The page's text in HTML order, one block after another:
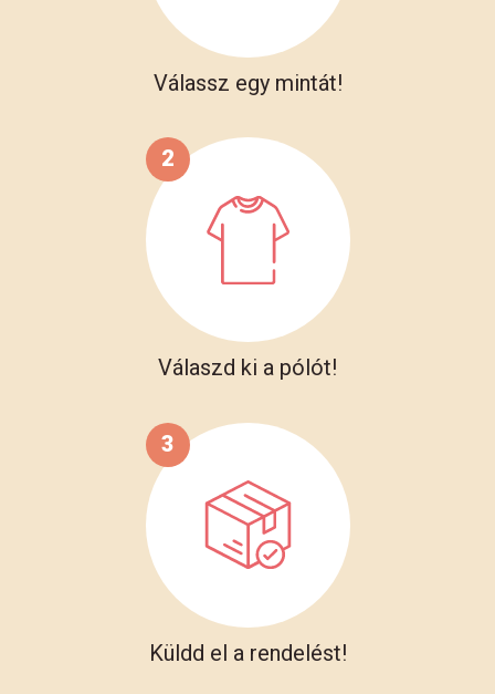
Válassz egy mintát!
2
Válaszd ki a pólót!
3
Küldd el a rendelést!